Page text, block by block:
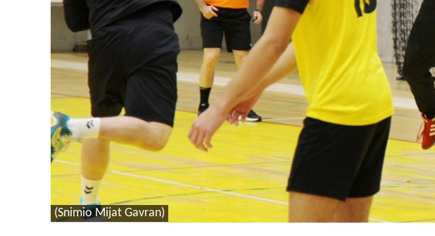
(Snimio Mijat Gavran)